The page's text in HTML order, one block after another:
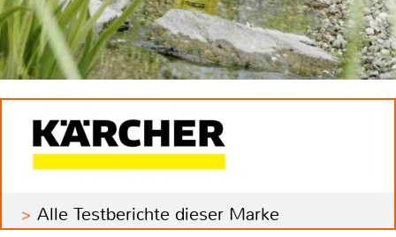
Alle Testberichte dieser Marke